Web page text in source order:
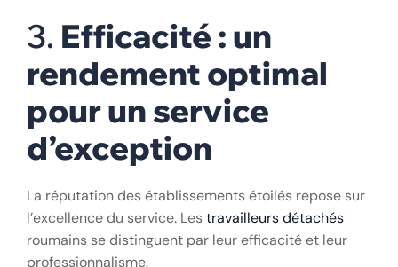
3. Efficacité : un
rendement optimal
pour un service
d’exception
La réputation des établissements étoilés repose sur
l’excellence du service. Lestravailleurs détachés
roumains se distinguent par leur efficacité et leur
professionnalisme.